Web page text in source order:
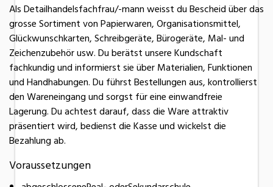
Als Detailhandelsfachfrau/-mann weisst du Bescheid über das
grosse Sortiment von Papierwaren, Organisationsmittel,
Glückwunschkarten, Schreibgeräte, Bürogeräte, Mal- und
Zeichenzubehör usw. Du berätst unsere Kundschaft
fachkundig und informierst sie über Materialien, Funktionen
und Handhabungen. Du führst Bestellungen aus, kontrollierst
den Wareneingang und sorgst für eine einwandfreie
Lagerung. Du achtest darauf, dass die Ware attraktiv
präsentiert wird, bedienst die Kasse und wickelst die
Bezahlung ab.
Voraussetzungen